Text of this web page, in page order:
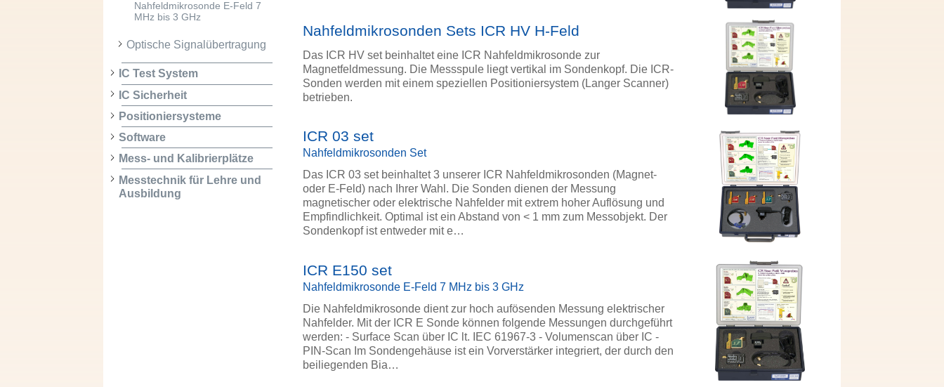
Nahfeldmikrosonde E-Feld 7
MHz bis 3 GHz
Optische Signalübertragung
IC Test System
IC Sicherheit
Positioniersysteme
Software
Mess- und Kalibrierplätze
Messtechnik für Lehre und
Ausbildung
Nahfeldmikrosonden Sets ICR HV H-Feld
Das ICR HV set beinhaltet eine ICR Nahfeldmikrosonde zur
Magnetfeldmessung. Die Messspule liegt vertikal im Sondenkopf. Die ICR-
Sonden werden mit einem speziellen Positioniersystem (Langer Scanner)
betrieben.
ICR 03 set
Nahfeldmikrosonden Set
Das ICR 03 set beinhaltet 3 unserer ICR Nahfeldmikrosonden (Magnet-
oder E-Feld) nach Ihrer Wahl. Die Sonden dienen der Messung
magnetischer oder elektrische Nahfelder mit extrem hoher Auflösung und
Empfindlichkeit. Optimal ist ein Abstand von < 1 mm zum Messobjekt. Der
Sondenkopf ist entweder mit e…
ICR E150 set
Nahfeldmikrosonde E-Feld 7 MHz bis 3 GHz
Die Nahfeldmikrosonde dient zur hoch aufösenden Messung elektrischer
Nahfelder. Mit der ICR E Sonde können folgende Messungen durchgeführt
werden: - Surface Scan über IC lt. IEC 61967-3 - Volumenscan über IC -
PIN-Scan Im Sondengehäuse ist ein Vorverstärker integriert, der durch den
beiliegenden Bia…